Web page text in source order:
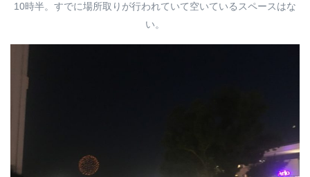
10時半。すでに場所取りが行われていて空いているスペースはな
い。